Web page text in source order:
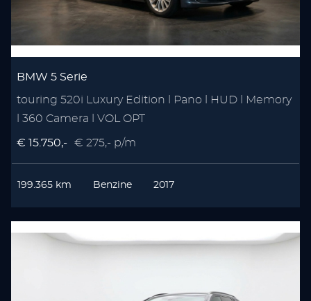
BMW 5 Serie
touring 520i Luxury Edition l Pano l HUD l Memory
l 360 Camera l VOL OPT
€ 15.750,- € 275,- p/m
199.365 km Benzine 2017